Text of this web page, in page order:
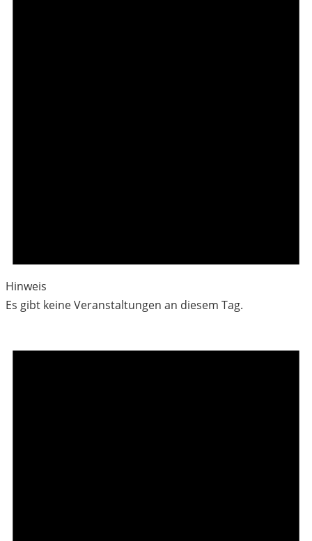
Hinweis
Es gibt keine Veranstaltungen an diesem Tag.